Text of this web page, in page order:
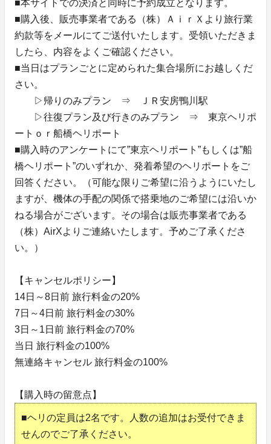
■本サイトでの決済と同時に予約成立となります。
■購入後、販売事業者である（株）ＡｉｒＸより旅行業
約款等をメールにてご送付いたします。受領いただきま
したら、内容をよくご確認ください。
■当日はプランごとに定められた集合場所にお越しくだ
さい。
▷帰りのみプラン ⇒ ＪＲ安房鴨川駅
▷往復プラン及び行きのみプラン ⇒ 東京ヘリポ
ートｏｒ船橋ヘリポート
■購入時のアンケートにて”東京ヘリポート”もしくは”船
橋ヘリポート”のいずれか、発着希望のヘリポートをご
回答ください。（可能な限りご希望に沿うようにいたし
ますが、機体の手配の関係で搭乗地のご希望には沿いか
ねる場合がございます。その場合は販売事業者である
（株）AirXよりご連絡いたします。予めご了承くださ
い。）
【キャンセルポリシー】
14日～8日前 旅行料金の20%
7日～4日前 旅行料金の30%
3日～1日前 旅行料金の70%
当日 旅行料金の100%
無連絡キャンセル 旅行料金の100%
【購入時の留意点】
■ヘリの定員は2名です。人数の追加はお受付できま
せんのでご了承ください。